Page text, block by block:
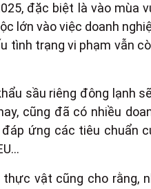
đặc biệt là vào mùa
lớn vào việc doanh
tình trạng vi phạm vẫn
sầu riêng đông lạnh
cũng đã có nhiều
đáp ứng các tiêu chuẩn
vật cũng cho rằng,